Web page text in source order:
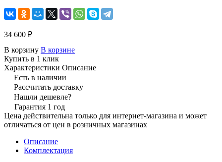
34 600 ₽
В корзину В корзине
Купить в 1 клик
Характеристики Описание
Есть в наличии
Рассчитать доставку
Нашли дешевле?
Гарантия 1 год
Цена действительна только для интернет-магазина и может
отличаться от цен в розничных магазинах
Описание
Комплектация